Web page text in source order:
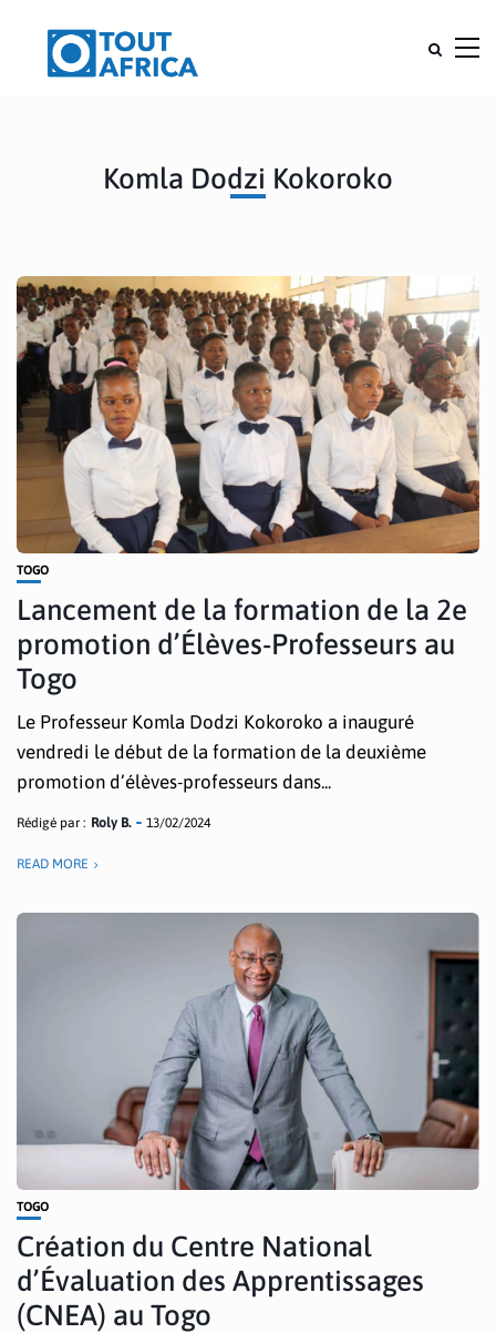
Komla Dodzi Kokoroko
TOGO
Lancement de la formation de la 2e
promotion d’Élèves-Professeurs au
Togo
Le Professeur Komla Dodzi Kokoroko a inauguré
vendredi le début de la formation de la deuxième
promotion d’élèves-professeurs dans...
Rédigé par : Roly B. 13/02/2024
READ MORE
TOGO
Création du Centre National
d’Évaluation des Apprentissages
(CNEA) au Togo